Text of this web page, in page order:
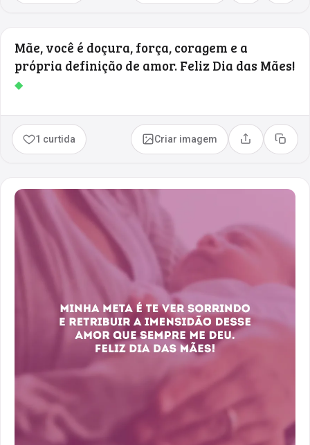
Mãe, você é doçura, força, coragem e a
própria definição de amor. Feliz Dia das Mães!
◆
1 curtida Criar imagem Compartilhar
Copiar